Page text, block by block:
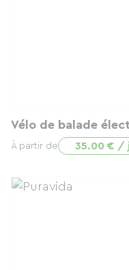
Vélo de balade
À partir de 35.00 € /